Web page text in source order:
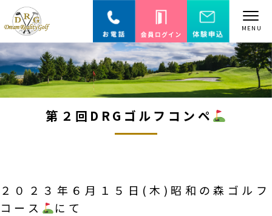
第２回DRGゴルフコンペ
２０２３年６月１５日(木)昭和の森ゴルフ
コース
にて